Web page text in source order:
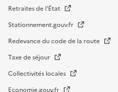
Retraites de l'État
Stationnement.gouv.fr
Redevance du code de la route
Taxe de séjour
Collectivités locales
Economie.gouv.fr